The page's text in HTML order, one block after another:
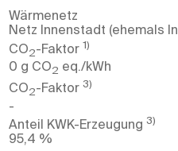
Wärmenetz
Netz Innenstadt (ehemals
CO2-Faktor 1)
0 g CO2 eq./kWh
CO2-Faktor 3)
-
Anteil KWK-Erzeugung 3)
95,4 %